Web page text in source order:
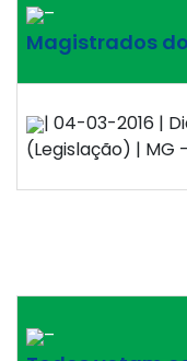
–
Magistrados
| 04-03-2016 |
(Legislação) | MG
–